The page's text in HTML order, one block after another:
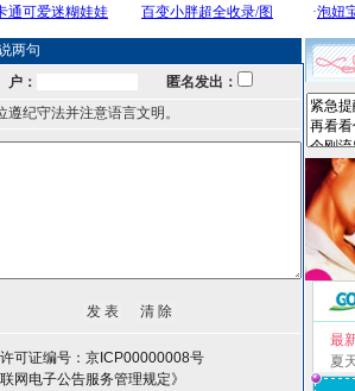
两句
：
匿名发出：
遵纪守法并注意语言文明。
可证编号：京ICP00000008号
网电子公告服务管理规定》
最
夏